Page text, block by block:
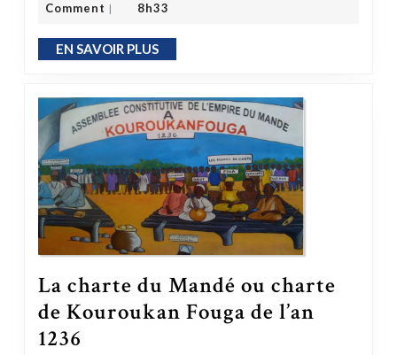
Comment | 8h33
EN SAVOIR PLUSEN SAVOIR PLUS
La charte du Mandé ou charte
de Kouroukan Fouga de l’an
1236